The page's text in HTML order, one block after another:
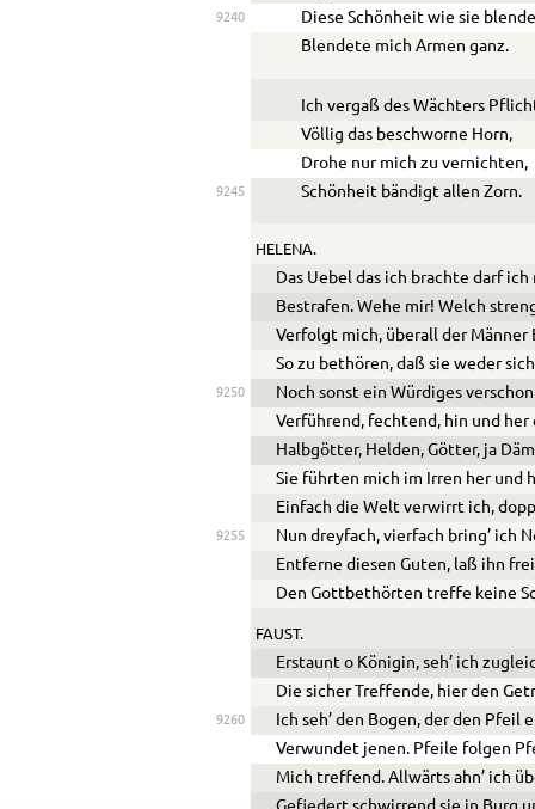
9240
Diese Schönheit wie sie
Blendete mich Armen ganz.
Ich vergaß des Wächters
Völlig das beschworne Horn,
Drohe nur mich zu vernichten,
9245 Schönheit bändigt allen Zorn.
HELENA.
Das Ue bel das ich brachte darf
Bestrafen. Wehe mir! Welch
Verfolgt mich, überall der Männer
So zu bethören, daß sie weder sich
9250
Noch sonst ein Würdiges
Verführend, fechtend, hin und her
Halbgötter, Helden, Götter, ja
Sie führten mich im Irren her und
Einfach die Welt verwirrt ich,
9255
Nun dreyfach, vierfach bring’ ich
Entferne diesen Guten, laß ihn
Den Gottbethörten treffe keine
FAUST.
Erstaunt o Königin, seh’ ich
Die sicher Treffende, hier den
9260
Ich seh’ den Bogen, der den Pfeil
Verwundet jenen. Pfeile folgen
Mich treffend. Allwärts ahn’ ich